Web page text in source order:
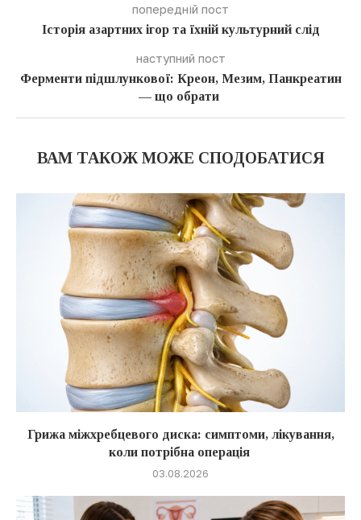
попередній пост
Історія азартних ігор та їхній культурний слід
наступний пост
Ферменти підшлункової: Креон, Мезим, Панкреатин
— що обрати
ВАМ ТАКОЖ МОЖЕ СПОДОБАТИСЯ
Грижа міжхребцевого диска: симптоми, лікування,
коли потрібна операція
03.08.2026